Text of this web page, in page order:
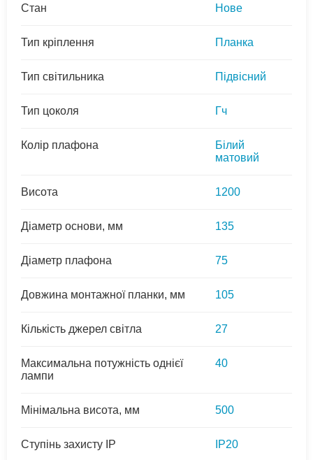
Стан Нове
Тип кріплення Планка
Тип світильника Підвісний
Тип цоколя Гч
Колір плафона
Білий
матовий
Висота 1200
Діаметр основи, мм 135
Діаметр плафона 75
Довжина монтажної планки, мм 105
Кількість джерел світла 27
Максимальна потужність однієї
лампи
40
Мінімальна висота, мм 500
Ступінь захисту IP IP20